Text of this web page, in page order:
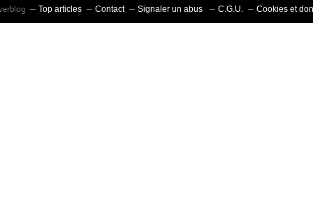
Top articles Contact Signaler un abus C.G.U. Cookies et